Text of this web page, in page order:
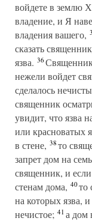
войдете в землю
владение, и Я
владения вашего,
сказать
язва. 36Священник
нежели войдет
сделалось
священник
увидит, что язва
или красноватых
в стене, 38то
запрет дом на
священник, и
стенам дома, 40то
на которых язва,
нечистое; 41а дом